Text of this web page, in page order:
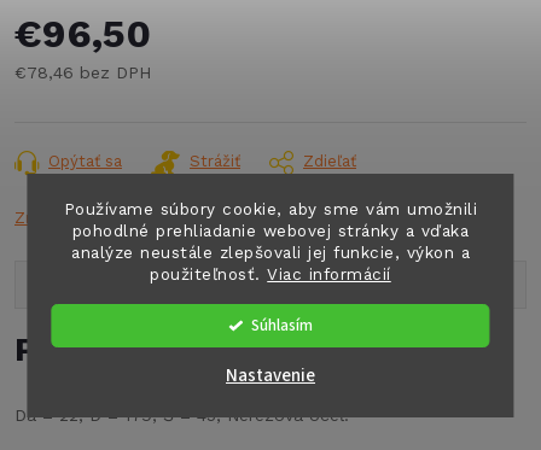
Používame súbory cookie, aby sme vám umožnili
pohodlné prehliadanie webovej stránky a vďaka
analýze neustále zlepšovali jej funkcie, výkon a
použiteľnosť.Viac informácií
Súhlasím
Nastavenie
€96,50
€78,46 bez DPH
Opýtať sa Strážiť Zdieľať
Značka:WEBAS
Popis produktu
Podrobný popis
Da = 22, D = 179, Š = 45, Nerezová oceľ.